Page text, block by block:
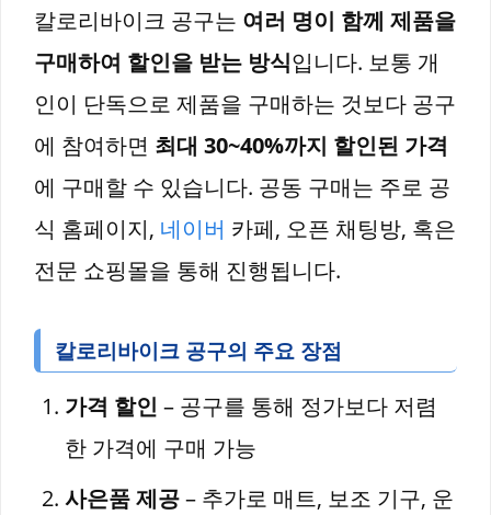
칼로리바이크 공구는 여러 명이 함께 제품을
구매하여 할인을 받는 방식입니다. 보통 개
인이 단독으로 제품을 구매하는 것보다 공구
에 참여하면 최대 30~40%까지 할인된 가격
에 구매할 수 있습니다. 공동 구매는 주로 공
식 홈페이지, 네이버 카페, 오픈 채팅방, 혹은
전문 쇼핑몰을 통해 진행됩니다.
칼로리바이크 공구의 주요 장점
가격 할인 – 공구를 통해 정가보다 저렴
한 가격에 구매 가능
사은품 제공– 추가로 매트, 보조 기구, 운